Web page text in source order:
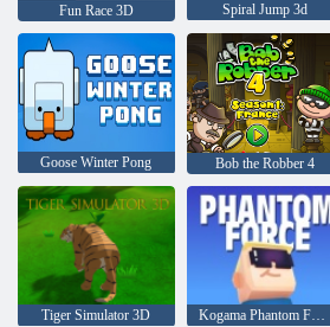
Fun Race 3D Spiral Jump 3d
Goose Winter Pong Bob the Robber 4
Tiger Simulator 3D Kogama Phantom Force